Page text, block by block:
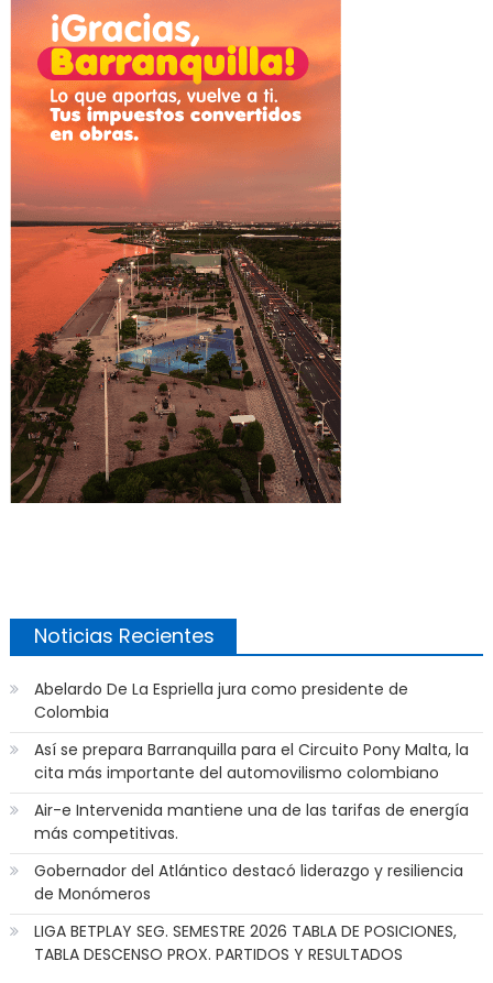
Noticias Recientes
Abelardo De La Espriella jura como presidente de
Colombia
Así se prepara Barranquilla para el Circuito Pony Malta, la
cita más importante del automovilismo colombiano
Air-e Intervenida mantiene una de las tarifas de energía
más competitivas.
Gobernador del Atlántico destacó liderazgo y resiliencia
de Monómeros
LIGA BETPLAY SEG. SEMESTRE 2026 TABLA DE POSICIONES,
TABLA DESCENSO PROX. PARTIDOS Y RESULTADOS